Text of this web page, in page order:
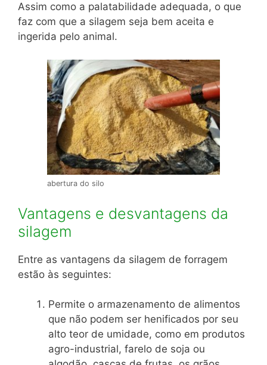
Assim como a palatabilidade adequada, o que
faz com que a silagem seja bem aceita e
ingerida pelo animal.
abertura do silo
Vantagens e desvantagens da
silagem
Entre as vantagens da silagem de forragem
estão às seguintes:
Permite o armazenamento de alimentos
que não podem ser henificados por seu
alto teor de umidade, como em produtos
agro-industrial, farelo de soja ou